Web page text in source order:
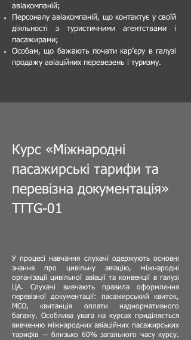
авіакомпаній;
Персоналу авіакомпаній, що контактує у своїй
діяльності з туристичними агентствами і
пасажирами;
Особам, що бажають почати кар’єру в галузі
продажу авіаційних перевезень і туризму.
Курс «Міжнародні
пасажирські тарифи та
перевізна документація»
TTTG-01
У процесі навчання слухачі одержують основні
знання про цивільну авіацію, міжнародні
організації цивільної авіації та конвенції в галузі
ЦА. Слухачі вивчають правила оформлення
перевізної документації: пасажирський квиток,
МСО, квитанція оплати наднормативного
багажу. Особлива увага на курсах приділяється
вивченню міжнародних авіаційних пасажирських
тарифів — близько 60% загального часу курсу.